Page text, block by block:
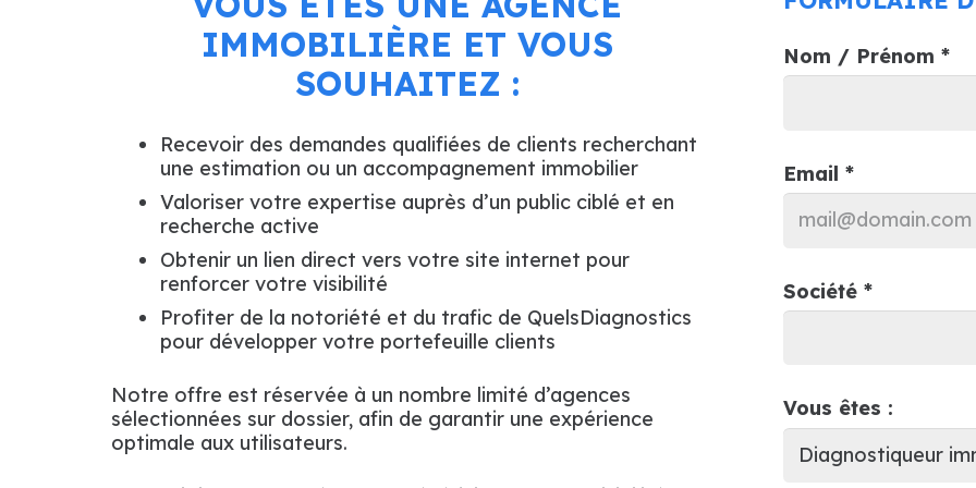
IMMOBILIÈRE ET VOUS
SOUHAITEZ :
Recevoir des demandes qualifiées de clients recherchant
une estimation ou un accompagnement immobilier
Valoriser votre expertise auprès d’un public ciblé et en
recherche active
Obtenir un lien direct vers votre site internet pour
renforcer votre visibilité
Profiter de la notoriété et du trafic de QuelsDiagnostics
pour développer votre portefeuille clients
Notre offre est réservée à un nombre limité d’agences
sélectionnées sur dossier, afin de garantir une expérience
optimale aux utilisateurs.
Nom / Prénom *
Email *
Société *
Vous êtes :